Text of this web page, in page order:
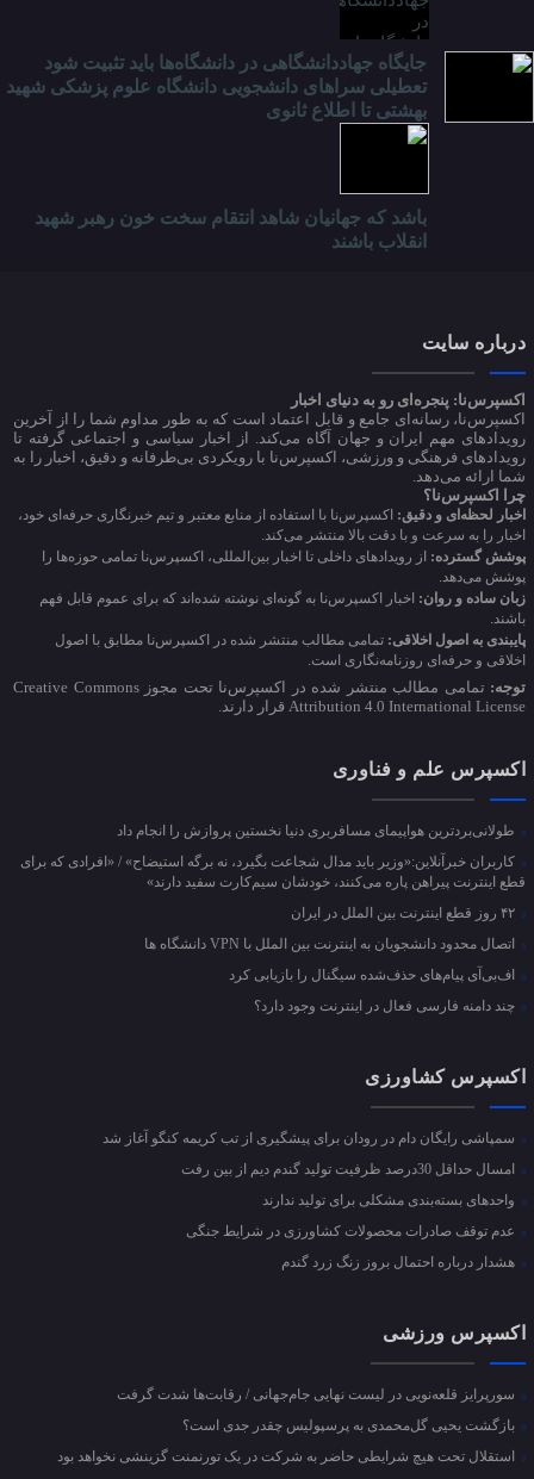
جایگاه جهاددانشگاهی در دانشگاه‌ها باید تثبیت شود
تعطیلی سراهای دانشجویی دانشگاه علوم پزشکی شهید
بهشتی تا اطلاع ثانوی
باشد که جهانیان شاهد انتقام سخت خون رهبر شهید
انقلاب باشند
درباره سایت
اکسپرس‌نا: پنجره‌ای رو به دنیای اخبار
اکسپرس‌نا، رسانه‌ای جامع و قابل اعتماد است که به طور مداوم شما را از آخرین
رویدادهای مهم ایران و جهان آگاه می‌کند. از اخبار سیاسی و اجتماعی گرفته تا
رویدادهای فرهنگی و ورزشی، اکسپرس‌نا با رویکردی بی‌طرفانه و دقیق، اخبار را به
شما ارائه می‌دهد.
چرا اکسپرس‌نا؟
اخبار لحظه‌ای و دقیق: اکسپرس‌نا با استفاده از منابع معتبر و تیم خبرنگاری حرفه‌ای خود،
اخبار را به سرعت و با دقت بالا منتشر می‌کند.
پوشش گسترده: از رویدادهای داخلی تا اخبار بین‌المللی، اکسپرس‌نا تمامی حوزه‌ها را
پوشش می‌دهد.
زبان ساده و روان: اخبار اکسپرس‌نا به گونه‌ای نوشته شده‌اند که برای عموم قابل فهم
باشند.
پایبندی به اصول اخلاقی: تمامی مطالب منتشر شده در اکسپرس‌نا مطابق با اصول
اخلاقی و حرفه‌ای روزنامه‌نگاری است.
توجه:
تمامی مطالب منتشر شده در اکسپرس‌نا تحت مجوز Creative Commons
Attribution 4.0 International License قرار دارند.
اکسپرس علم و فناوری
طولانی‌بردترین هواپیمای مسافربری دنیا نخستین پروازش را انجام داد
کاربران خبرآنلاین:«وزیر باید مدال شجاعت بگیرد، نه برگه استیضاح» / «افرادی که برای
قطع اینترنت پیراهن پاره می‌کنند، خودشان سیم‌کارت سفید دارند»
اتصال محدود دانشجویان به اینترنت بین الملل با VPN دانشگاه ها
اف‌بی‌آی پیام‌های حذف‌شده سیگنال را بازیابی کرد
چند دامنه فارسی فعال در اینترنت وجود دارد؟
اکسپرس کشاورزی
سمپاشی رایگان دام در رودان برای پیشگیری از تب کریمه کنگو آغاز شد
امسال حداقل 30درصد ظرفیت تولید گندم دیم از بین رفت
واحد‌های بسته‌بندی مشکلی برای تولید ندارند
عدم توقف صادرات محصولات کشاورزی در شرایط جنگی
هشدار درباره احتمال بروز زنگ زرد گندم
اکسپرس ورزشی
سورپرایز قلعه‌نویی در لیست نهایی جام‌جهانی / رقابت‌ها شدت گرفت
بازگشت یحیی گل‌محمدی به پرسپولیس چقدر جدی است؟
استقلال تحت هیچ شرایطی حاضر به شرکت در یک تورنمنت گزینشی نخواهد بود